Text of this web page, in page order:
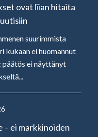
ovat liian hitaita
suurimmista
kukaan ei huomannut
päätös ei näyttänyt
– ei markkinoiden